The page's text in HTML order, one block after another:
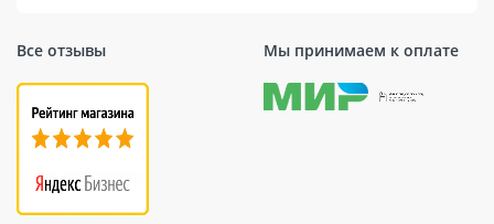
Все отзывы Мы принимаем к оплате